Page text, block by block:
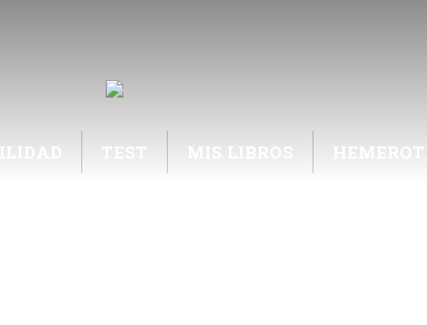
TEST MIS LIBROS